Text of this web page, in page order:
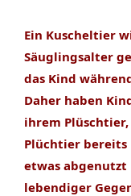
Ein Kuscheltier
Säuglingsalter
das Kind
Daher haben
ihrem
Plüchtier bereits
etwas abgenutzt
lebendiger